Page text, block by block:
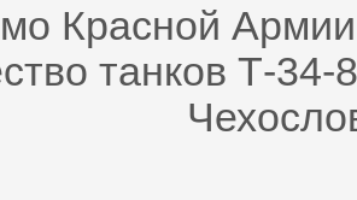
Красной Армии
танков Т-